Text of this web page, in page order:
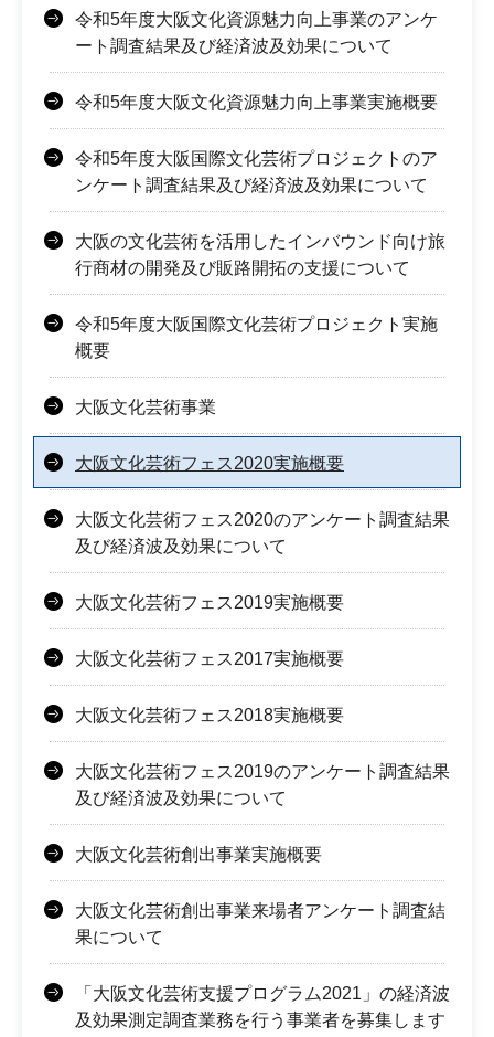
令和5年度大阪文化資源魅力向上事業のアンケ
ート調査結果及び経済波及効果について
令和5年度大阪文化資源魅力向上事業実施概要
令和5年度大阪国際文化芸術プロジェクトのア
ンケート調査結果及び経済波及効果について
大阪の文化芸術を活用したインバウンド向け旅
行商材の開発及び販路開拓の支援について
令和5年度大阪国際文化芸術プロジェクト実施
概要
大阪文化芸術事業
大阪文化芸術フェス2020実施概要
大阪文化芸術フェス2020のアンケート調査結果
及び経済波及効果について
大阪文化芸術フェス2019実施概要
大阪文化芸術フェス2017実施概要
大阪文化芸術フェス2018実施概要
大阪文化芸術フェス2019のアンケート調査結果
及び経済波及効果について
大阪文化芸術創出事業実施概要
大阪文化芸術創出事業来場者アンケート調査結
果について
「大阪文化芸術支援プログラム2021」の経済波
及効果測定調査業務を行う事業者を募集します